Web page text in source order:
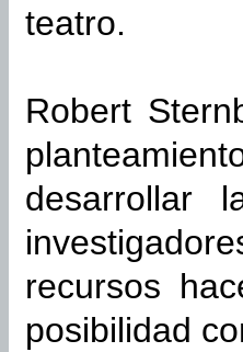
teatro.
Robert
desarrollar
recursos
posibilidad